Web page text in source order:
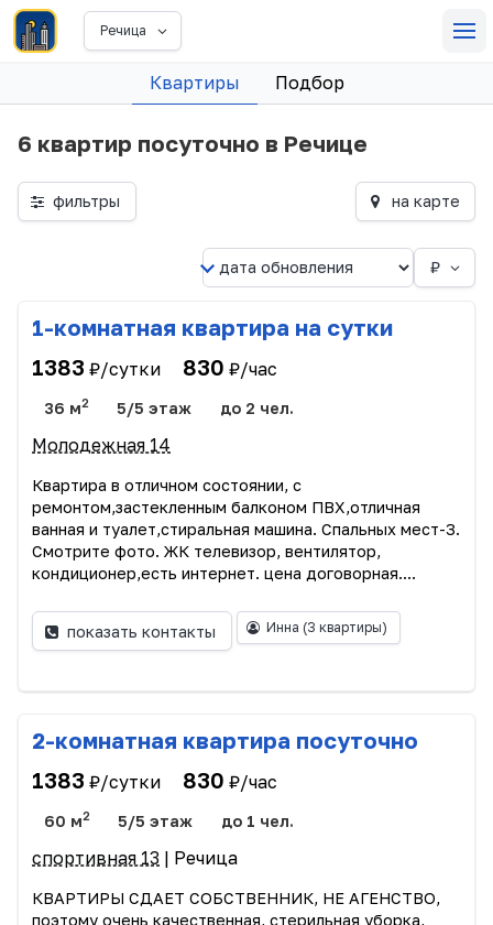
Речица
Квартиры Подбор
6 квартир посуточно в Речице
фильтры на карте
₽
1-комнатная квартира на сутки
1383 ₽/сутки 830 ₽/час
36 м2 5/5 этаж до 2 чел.
Молодежная 14
Квартира в отличном состоянии, с
ремонтом,застекленным балконом ПВХ,отличная
ванная и туалет,стиральная машина. Спальных мест-3.
Смотрите фото. ЖК телевизор, вентилятор,
кондиционер,есть интернет. цена договорная....
показать контакты Инна (3 квартиры)
2-комнатная квартира посуточно
1383 ₽/сутки 830 ₽/час
60 м2 5/5 этаж до 1 чел.
спортивная 13 | Речица
КВАРТИРЫ СДАЕТ СОБСТВЕННИК, НЕ АГЕНСТВО,
поэтому очень качественная, стерильная уборка,